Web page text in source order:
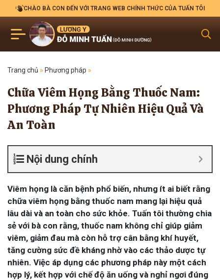
CHÀO BÀ CON ĐẾN VỚI TRANG WEB CHÍNH THỨC CỦA TUẤN TÔI
Trang chủ » Phương pháp »
Chữa Viêm Họng Bằng Thuốc Nam:
Phương Pháp Tự Nhiên Hiệu Quả Và
An Toàn
Nội dung chính
Viêm họng là căn bệnh phổ biến, nhưng ít ai biết rằng
chữa viêm họng bằng thuốc nam mang lại hiệu quả
lâu dài và an toàn cho sức khỏe. Tuấn tôi thường chia
sẻ với bà con rằng, thuốc nam không chỉ giúp giảm
viêm, giảm đau mà còn hỗ trợ cân bằng khí huyết,
tăng cường sức đề kháng nhờ vào các thảo dược tự
nhiên. Việc áp dụng các phương pháp này một cách
hợp lý, kết hợp với chế độ ăn uống và nghỉ ngơi đúng